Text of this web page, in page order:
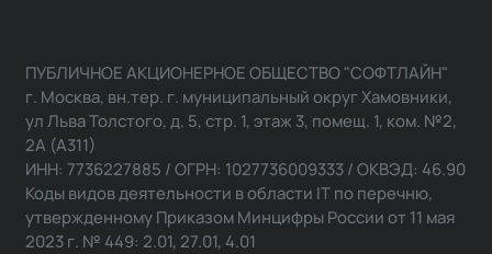
ПУБЛИЧНОЕ АКЦИОНЕРНОЕ ОБЩЕСТВО "СОФТЛАЙН"
г. Москва, вн.тер. г. муниципальный округ Хамовники,
ул Льва Толстого, д. 5, стр. 1, этаж 3, помещ. 1, ком. №2,
2А (А311)
ИНН: 7736227885 / ОГРН: 1027736009333 / ОКВЭД: 46.90
Коды видов деятельности в области IT по перечню,
утвержденному Приказом Минцифры России от 11 мая
2023 г. № 449: 2.01, 27.01, 4.01